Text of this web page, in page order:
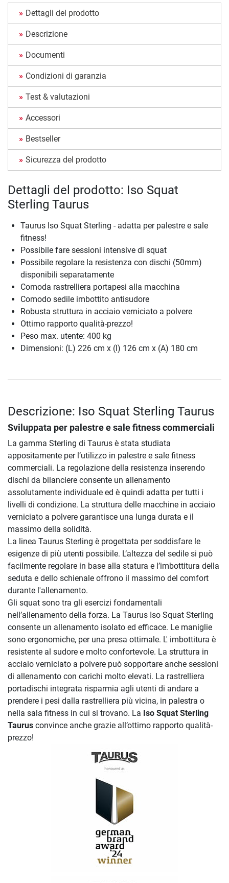
Dettagli del prodotto
Descrizione
Documenti
Condizioni di garanzia
Test & valutazioni
Accessori
Bestseller
Sicurezza del prodotto
Dettagli del prodotto: Iso Squat
Sterling Taurus
Taurus Iso Squat Sterling - adatta per palestre e sale
fitness!
Possibile fare sessioni intensive di squat
Possibile regolare la resistenza con dischi (50mm)
disponibili separatamente
Comoda rastrelliera portapesi alla macchina
Comodo sedile imbottito antisudore
Robusta struttura in acciaio verniciato a polvere
Ottimo rapporto qualità-prezzo!
Peso max. utente: 400 kg
Dimensioni: (L) 226 cm x (l) 126 cm x (A) 180 cm
Descrizione: Iso Squat Sterling Taurus
Sviluppata per palestre e sale fitness commerciali
La gamma Sterling di Taurus è stata studiata
appositamente per l’utilizzo in palestre e sale fitness
commerciali. La regolazione della resistenza inserendo
dischi da bilanciere consente un allenamento
assolutamente individuale ed è quindi adatta per tutti i
livelli di condizione. La struttura delle macchine in acciaio
verniciato a polvere garantisce una lunga durata e il
massimo della solidità.
La linea Taurus Sterling è progettata per soddisfare le
esigenze di più utenti possibile. L’altezza del sedile si può
facilmente regolare in base alla statura e l’imbottitura della
seduta e dello schienale offrono il massimo del comfort
durante l'allenamento.
Gli squat sono tra gli esercizi fondamentali
nell’allenamento della forza. La Taurus Iso Squat Sterling
consente un allenamento isolato ed efficace. Le maniglie
sono ergonomiche, per una presa ottimale. L' imbottitura è
resistente al sudore e molto confortevole. La struttura in
acciaio verniciato a polvere può sopportare anche sessioni
di allenamento con carichi molto elevati. La rastrelliera
portadischi integrata risparmia agli utenti di andare a
prendere i pesi dalla rastrelliera più vicina, in palestra o
nella sala fitness in cui si trovano. La Iso Squat Sterling
Taurus convince anche grazie all’ottimo rapporto qualità-
prezzo!